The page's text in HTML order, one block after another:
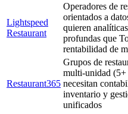
Lightspeed
Restaurant
Operadores de
orientados a
quieren
profundas que
rentabilidad de
Restaurant365
Grupos de
multi-unidad (5+
necesitan
inventario y
unificados